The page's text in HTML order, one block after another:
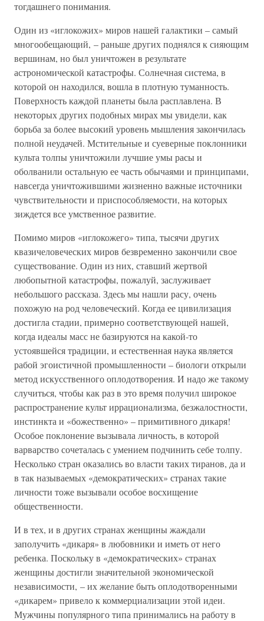
тогдашнего понимания.
Один из «иглокожих» миров нашей галактики – самый
многообещающий, – раньше других поднялся к сияющим
вершинам, но был уничтожен в результате
астрономической катастрофы. Солнечная система, в
которой он находился, вошла в плотную туманность.
Поверхность каждой планеты была расплавлена. В
некоторых других подобных мирах мы увидели, как
борьба за более высокий уровень мышления закончилась
полной неудачей. Мстительные и суеверные поклонники
культа толпы уничтожили лучшие умы расы и
оболванили остальную ее часть обычаями и принципами,
навсегда уничтожившими жизненно важные источники
чувствительности и приспособляемости, на которых
зиждется все умственное развитие.
Помимо миров «иглокожего» типа, тысячи других
квазичеловеческих миров безвременно закончили свое
существование. Один из них, ставший жертвой
любопытной катастрофы, пожалуй, заслуживает
небольшого рассказа. Здесь мы нашли расу, очень
похожую на род человеческий. Когда ее цивилизация
достигла стадии, примерно соответствующей нашей,
когда идеалы масс не базируются на какой-то
устоявшейся традиции, и естественная наука является
рабой эгоистичной промышленности – биологи открыли
метод искусственного оплодотворения. И надо же такому
случиться, чтобы как раз в это время получил широкое
распространение культ иррационализма, безжалостности,
инстинкта и «божественно» – примитивного дикаря!
Особое поклонение вызывала личность, в которой
варварство сочеталась с умением подчинить себе толпу.
Несколько стран оказались во власти таких тиранов, да и
в так называемых «демократических» странах такие
личности тоже вызывали особое восхищение
общественности.
И в тех, и в других странах женщины жаждали
заполучить «дикаря» в любовники и иметь от него
ребенка. Поскольку в «демократических» странах
женщины достигли значительной экономической
независимости, – их желание быть оплодотворенными
«дикарем» привело к коммерциализации этой идеи.
Мужчины популярного типа принимались на работу в